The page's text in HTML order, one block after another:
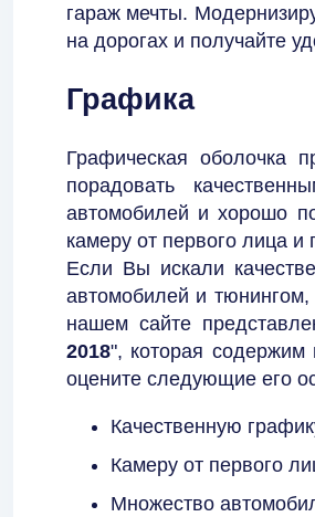
гараж мечты.
на дорогах и получайте
Графика
Графическая оболочка
порадовать
автомобилей и хорошо
камеру от первого лица
Если Вы искали
автомобилей и
нашем сайте
2018", которая содержим
оцените следующие его
Качественную
Камеру от первого
Множество